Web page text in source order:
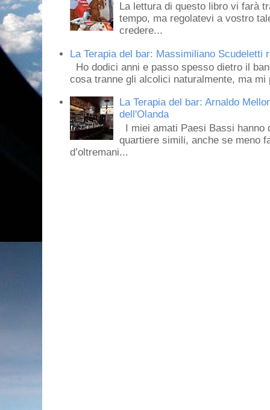
La lettura di questo libro vi farà
tempo, ma regolatevi a vostro
credere...
La Terapia del bar: Massimiliano
Ho dodici anni e passo spesso dietro il
cosa tranne gli alcolici naturalmente, ma mi
La Terapia del bar: Arnaldo
dell'Olanda
I miei amati Paesi Bassi
quartiere simili, anche se meno
d’oltremani...